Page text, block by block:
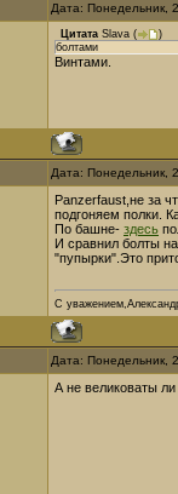
Дата: Понедельник,
Цитата Slava (
)
болтами
Винтами.
Дата: Понедельник,
Panzerfaust,не за
подгоняем полки.
По башне- здесь
И сравнил болты
"пупырки".Это
С
Дата: Понедельник,
А не великоваты